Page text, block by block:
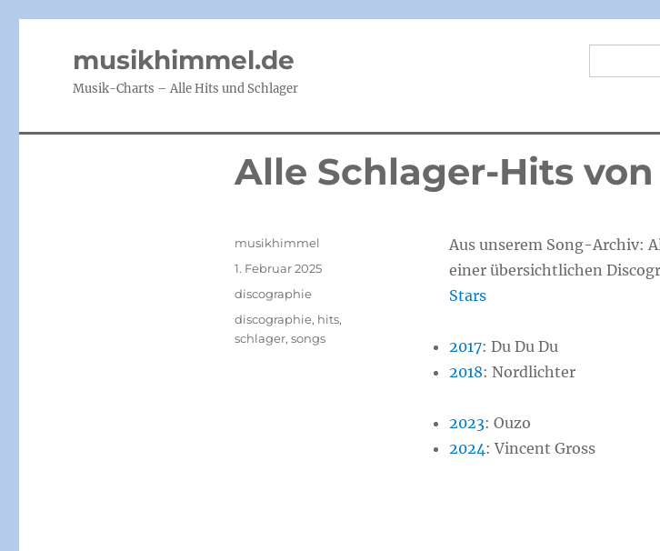
musikhimmel.de
Musik-Charts – Alle Hits und Schlager
Search
Alle Schlager-Hits
Aus unserem Song-Archiv:
einer übersichtlichen
Stars
2017:Du Du Du
2018:Nordlichter
2023:Ouzo
2024:Vincent Gross
Autor
musikhimmel
Veröffentlicht
am
1. Februar 2025
Kategorien
discographie
Schlagwörter
discographie, hits,
schlager, songs